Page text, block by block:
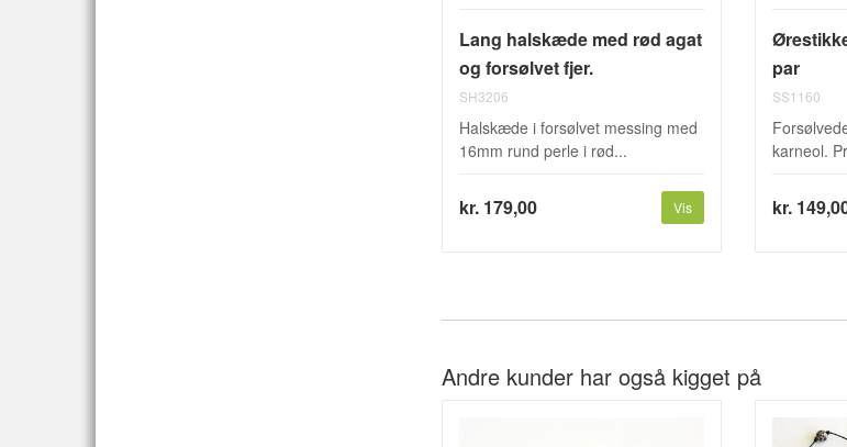
Lang halskæde med rød agat
og forsølvet fjer.
SH3206
Halskæde i forsølvet messing med
16mm rund perle i rød...
kr. 179,00 Vis
par
SS1160
karneol.
kr.
Andre kunder har også kigget på